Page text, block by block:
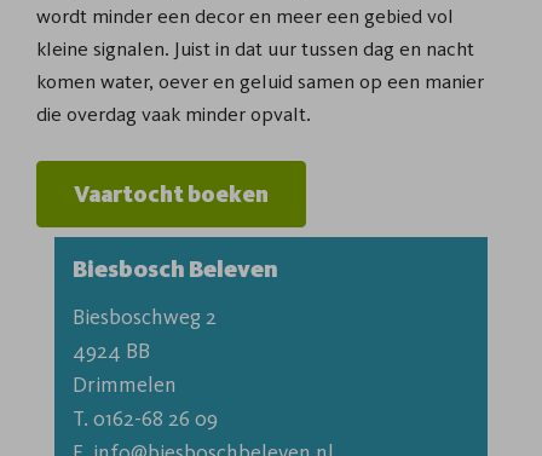
wordt minder een decor en meer een gebied vol
kleine signalen. Juist in dat uur tussen dag en nacht
komen water, oever en geluid samen op een manier
die overdag vaak minder opvalt.
Vaartocht boeken
Biesbosch Beleven
Biesboschweg 2
4924 BB
T. 0162-68 26 09